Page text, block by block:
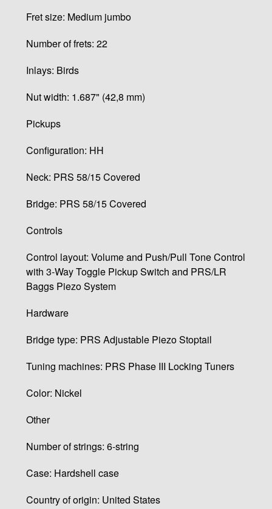
Fret size: Medium jumbo
Number of frets: 22
Inlays: Birds
Nut width: 1.687" (42,8 mm)
Pickups
Configuration: HH
Neck: PRS 58/15 Covered
Bridge: PRS 58/15 Covered
Controls
Control layout: Volume and Push/Pull Tone Control
with 3-Way Toggle Pickup Switch and PRS/LR
Baggs Piezo System
Hardware
Bridge type: PRS Adjustable Piezo Stoptail
Tuning machines: PRS Phase III Locking Tuners
Color: Nickel
Other
Number of strings: 6-string
Case: Hardshell case
Country of origin: United States